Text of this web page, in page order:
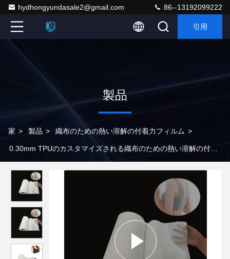
hydhongyundasale2@gmail.com 86--13192099222
引用
製品
家 > 製品 > 織布のための熱い溶解の付着力フィルム >
0.30mm TPUのカスタマイズされる織布のための熱い溶解の付着